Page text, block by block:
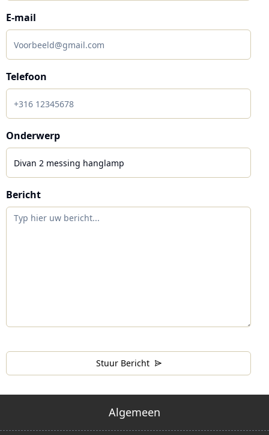
E-mail
Telefoon
Onderwerp
Bericht
Stuur Bericht
Algemeen